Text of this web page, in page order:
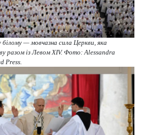
білому — мовчазна сила Церкви, яка
разом із Левом XIV. Фото: Alessandra
Press.